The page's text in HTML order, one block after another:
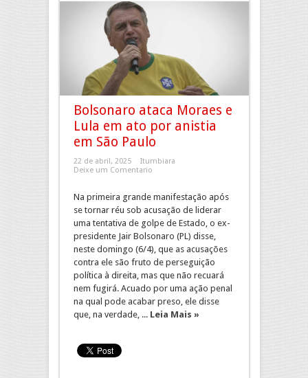
Bolsonaro ataca Moraes e
Lula em ato por anistia
em São Paulo
22 de abril, 2025
Itumbiara
Deixe um Comentario
Na primeira grande manifestação após
se tornar réu sob acusação de liderar
uma tentativa de golpe de Estado, o ex-
presidente Jair Bolsonaro (PL) disse,
neste domingo (6/4), que as acusações
contra ele são fruto de perseguição
política à direita, mas que não recuará
nem fugirá. Acuado por uma ação penal
na qual pode acabar preso, ele disse
que, na verdade, ... Leia Mais »